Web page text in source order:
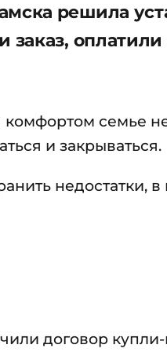
решила
семье
и закрываться.
недостатки,
договор